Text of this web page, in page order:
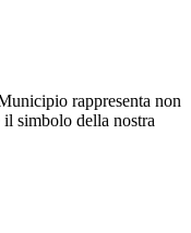
rappresenta non
simbolo della nostra